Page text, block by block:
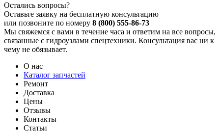
Остались вопросы?
Оставьте заявку на бесплатную консультацию
или позвоните по номеру 8 (800) 555-86-73
Мы свяжемся с вами в течение часа и ответим на все вопросы,
связанные с гидроузлами спецтехники. Консультация вас ни к
чему не обязывает.
О нас
Каталог запчастей
Ремонт
Доставка
Цены
Отзывы
Контакты
Статьи